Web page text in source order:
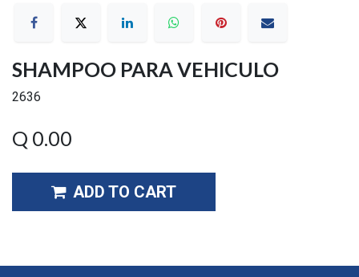
SHAMPOO PARA VEHICULO
2636
Q 0.00
ADD TO CART